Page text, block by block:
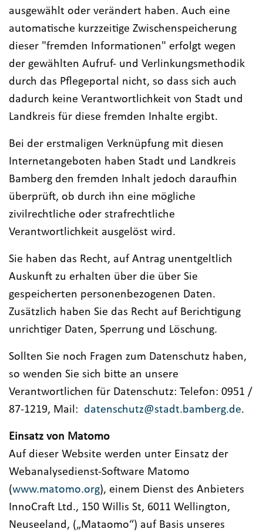
ausgewählt oder verändert haben. Auch eine
automatische kurzzeitige Zwischenspeicherung
dieser "fremden Informationen" erfolgt wegen
der gewählten Aufruf- und Verlinkungsmethodik
durch das Pflegeportal nicht, so dass sich auch
dadurch keine Verantwortlichkeit von Stadt und
Landkreis für diese fremden Inhalte ergibt.
Bei der erstmaligen Verknüpfung mit diesen
Internetangeboten haben Stadt und Landkreis
Bamberg den fremden Inhalt jedoch daraufhin
überprüft, ob durch ihn eine mögliche
zivilrechtliche oder strafrechtliche
Verantwortlichkeit ausgelöst wird.
Sie haben das Recht, auf Antrag unentgeltlich
Auskunft zu erhalten über die über Sie
gespeicherten personenbezogenen Daten.
Zusätzlich haben Sie das Recht auf Berichtigung
unrichtiger Daten, Sperrung und Löschung.
Sollten Sie noch Fragen zum Datenschutz haben,
so wenden Sie sich bitte an unsere
Verantwortlichen für Datenschutz: Telefon: 0951 /
87-1219, Mail: datenschutz@stadt.bamberg.de.
Einsatz von Matomo
Auf dieser Website werden unter Einsatz der
Webanalysedienst-Software Matomo
(www.matomo.org), einem Dienst des Anbieters
InnoCraft Ltd., 150 Willis St, 6011 Wellington,
Neuseeland, („Mataomo“) auf Basis unseres